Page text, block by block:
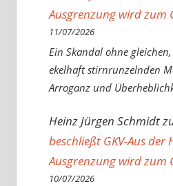
Ausgrenzung wird zum
11/07/2026
Ein Skandal ohne
ekelhaft stirnrunzelnden
Arroganz und
Heinz Jürgen Schmidt
beschließt GKV-Aus
Ausgrenzung wird zum
10/07/2026